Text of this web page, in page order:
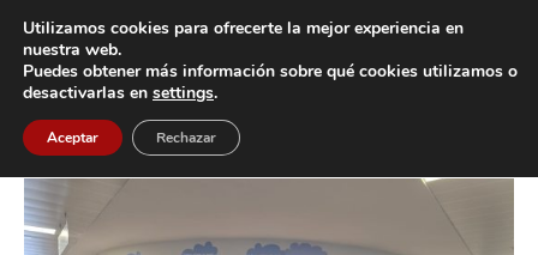
Inicio Etiquetas Amig@s Moter@s
Etiqueta: Amig@s Moter@s
Utilizamos cookies para ofrecerte la mejor experiencia en
nuestra web.
Puedes obtener más información sobre qué cookies utilizamos o
desactivarlas en settings.
Aceptar Rechazar